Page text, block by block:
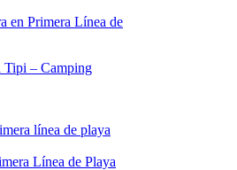
en Primera Línea de
Tipi – Camping
Línea de Playa